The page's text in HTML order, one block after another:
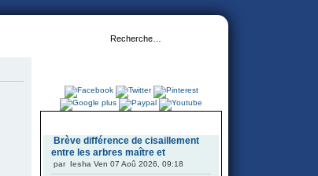
Brève différence de cisaillement
entre les arbres maître et
par Iesha Ven 07 Aoû 2026, 09:18